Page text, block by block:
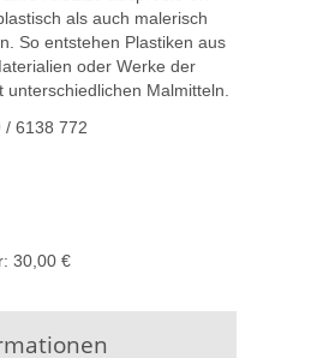
als auch malerisch
So entstehen Plastiken aus
oder Werke der
Malmitteln.
/ 6138 772
30,00 €